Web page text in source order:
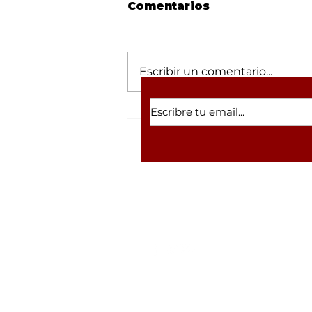
Cardenal Pietro
Parolin rinde
buscadoras desde la
Comentarios
Escribir un comentario...
Suscríbete a